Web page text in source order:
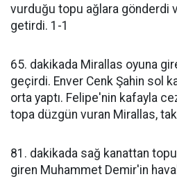
vurduğu topu ağlara gönderdi
getirdi. 1-1
65. dakikada Mirallas oyuna
geçirdi. Enver Cenk Şahin sol
orta yaptı. Felipe'nin kafayla
topa düzgün vuran Mirallas,
81. dakikada sağ kanattan
giren Muhammet Demir'in